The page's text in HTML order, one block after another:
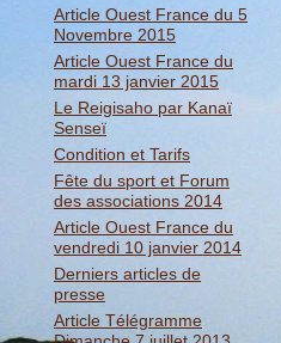
Article Ouest France du 5
Novembre 2015
Article Ouest France du
mardi 13 janvier 2015
Le Reigisaho par Kanaï
Senseï
Condition et Tarifs
Fête du sport et Forum
des associations 2014
Article Ouest France du
vendredi 10 janvier 2014
Derniers articles de
presse
Article Télégramme